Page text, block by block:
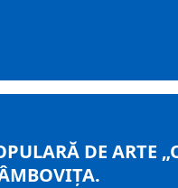
DE ARTE